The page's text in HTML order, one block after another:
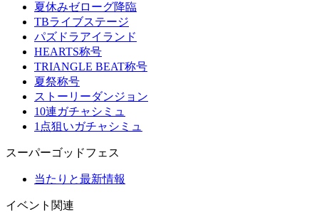
夏休みゼローグ降臨
TBライブステージ
パズドラアイランド
HEARTS称号
TRIANGLE BEAT称号
夏祭称号
ストーリーダンジョン
10連ガチャシミュ
1点狙いガチャシミュ
スーパーゴッドフェス
当たりと最新情報
イベント関連